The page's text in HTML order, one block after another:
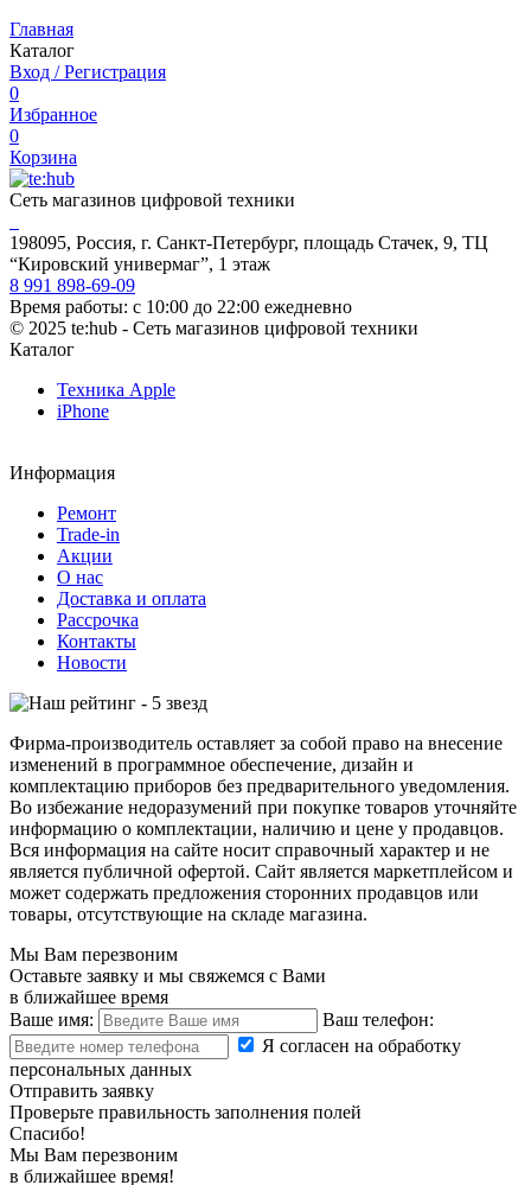
Главная
Каталог
Вход / Регистрация
0
Избранное
0
Корзина
Сеть магазинов цифровой техники
198095, Россия, г. Санкт-Петербург, площадь Стачек, 9, ТЦ
“Кировский универмаг”, 1 этаж
8 991 898-69-09
Время работы: с 10:00 до 22:00 ежедневно
© 2025 te:hub - Сеть магазинов цифровой техники
Каталог
Техника Apple
iPhone
Информация
Ремонт
Trade-in
Акции
О нас
Доставка и оплата
Рассрочка
Контакты
Новости
Фирма-производитель оставляет за собой право на внесение
изменений в программное обеспечение, дизайн и
комплектацию приборов без предварительного уведомления.
Во избежание недоразумений при покупке товаров уточняйте
информацию о комплектации, наличию и цене у продавцов.
Вся информация на сайте носит справочный характер и не
является публичной офертой. Сайт является маркетплейсом и
может содержать предложения сторонних продавцов или
товары, отсутствующие на складе магазина.
Мы Вам перезвоним
Оставьте заявку и мы свяжемся с Вами
в ближайшее время
Ваше имя:
Ваш телефон:
Я согласен на обработку
персональных данных
Отправить заявку
Проверьте правильность заполнения полей
Спасибо!
Мы Вам перезвоним
в ближайшее время!